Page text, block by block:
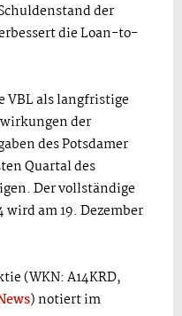
der
die Loan-to-
VBL als langfristige
der
des Potsdamer
Quartal des
Der vollständige
wird am 19. Dezember
(WKN: A14KRD,
) notiert im